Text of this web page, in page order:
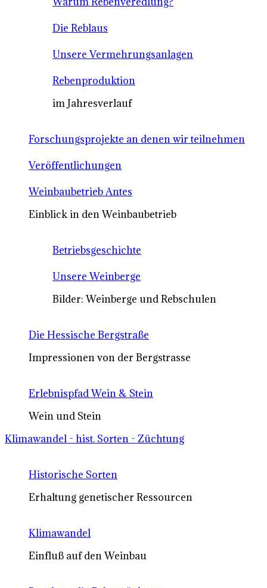
Die Reblaus
Unsere Vermehrungsanlagen
Rebenproduktion
im Jahresverlauf
Forschungsprojekte an denen wir teilnehmen
Veröffentlichungen
Weinbaubetrieb Antes
Einblick in den Weinbaubetrieb
Betriebsgeschichte
Unsere Weinberge
Bilder: Weinberge und Rebschulen
Die Hessische Bergstraße
Impressionen von der Bergstrasse
Erlebnispfad Wein & Stein
Wein und Stein
Klimawandel - hist. Sorten - Züchtung
Historische Sorten
Erhaltung genetischer Ressourcen
Klimawandel
Einfluß auf den Weinbau